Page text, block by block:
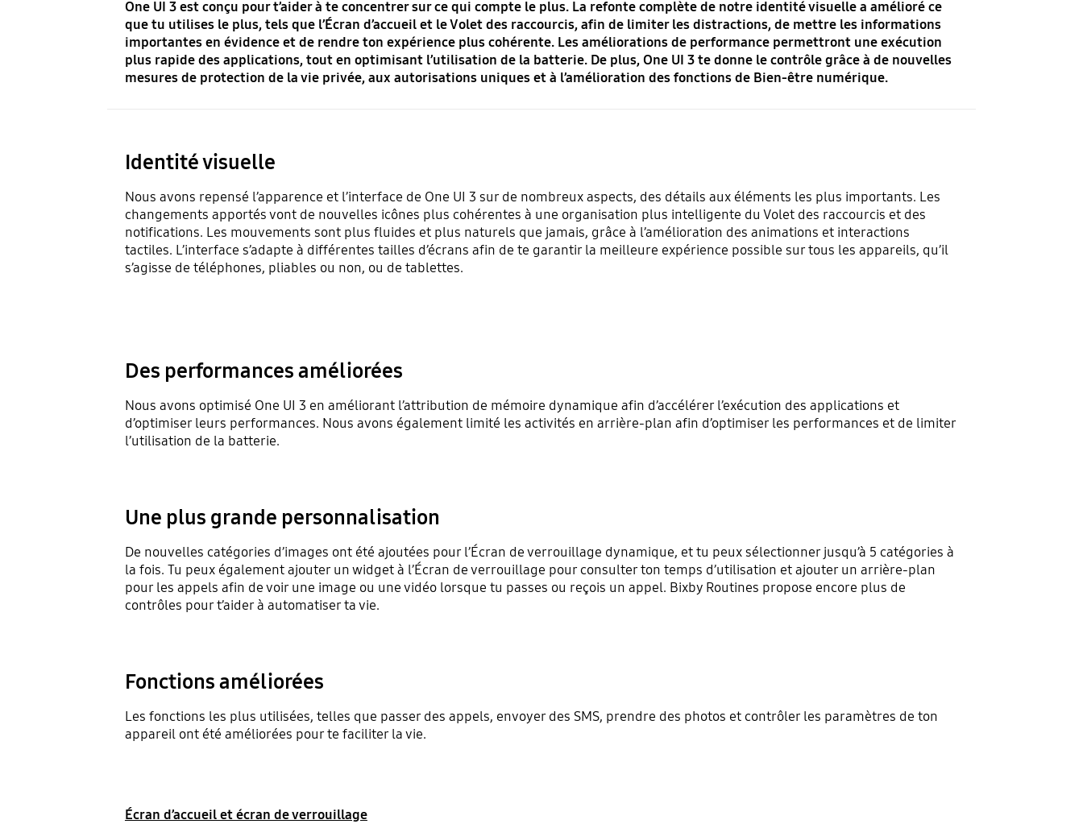
One UI 3 est conçu pour t’aider à te concentrer sur ce qui compte le plus. La refonte complète de notre identité visuelle a amélioré ce
que tu utilises le plus, tels que l’Écran d’accueil et le Volet des raccourcis, afin de limiter les distractions, de mettre les informations
importantes en évidence et de rendre ton expérience plus cohérente. Les améliorations de performance permettront une exécution
plus rapide des applications, tout en optimisant l’utilisation de la batterie. De plus, One UI 3 te donne le contrôle grâce à de nouvelles
mesures de protection de la vie privée, aux autorisations uniques et à l’amélioration des fonctions de Bien-être numérique.
Identité visuelle
Nous avons repensé l’apparence et l’interface de One UI 3 sur de nombreux aspects, des détails aux éléments les plus importants. Les
changements apportés vont de nouvelles icônes plus cohérentes à une organisation plus intelligente du Volet des raccourcis et des
notifications. Les mouvements sont plus fluides et plus naturels que jamais, grâce à l’amélioration des animations et interactions
tactiles. L’interface s’adapte à différentes tailles d’écrans afin de te garantir la meilleure expérience possible sur tous les appareils, qu’il
s’agisse de téléphones, pliables ou non, ou de tablettes.
Des performances améliorées
Nous avons optimisé One UI 3 en améliorant l’attribution de mémoire dynamique afin d’accélérer l’exécution des applications et
d’optimiser leurs performances. Nous avons également limité les activités en arrière-plan afin d’optimiser les performances et de limiter
l’utilisation de la batterie.
Une plus grande personnalisation
De nouvelles catégories d’images ont été ajoutées pour l’Écran de verrouillage dynamique, et tu peux sélectionner jusqu’à 5 catégories à
la fois. Tu peux également ajouter un widget à l’Écran de verrouillage pour consulter ton temps d’utilisation et ajouter un arrière-plan
pour les appels afin de voir une image ou une vidéo lorsque tu passes ou reçois un appel. Bixby Routines propose encore plus de
contrôles pour t’aider à automatiser ta vie.
Fonctions améliorées
Les fonctions les plus utilisées, telles que passer des appels, envoyer des SMS, prendre des photos et contrôler les paramètres de ton
appareil ont été améliorées pour te faciliter la vie.
Écran d’accueil et écran de verrouillage